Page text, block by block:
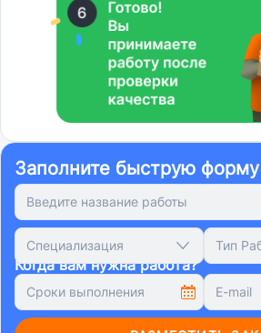
Заполните быструю форму
Специализация Тип
Когда вам нужна работа?